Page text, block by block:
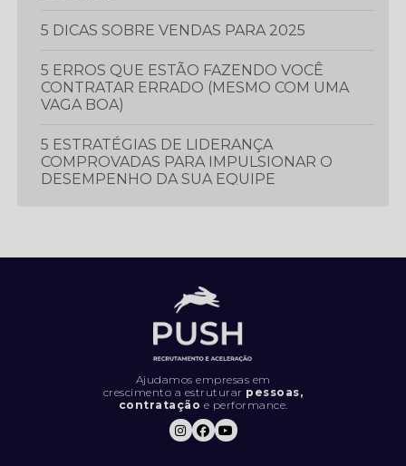
5 DICAS SOBRE VENDAS PARA 2025
5 ERROS QUE ESTÃO FAZENDO VOCÊ
CONTRATAR ERRADO (MESMO COM UMA
VAGA BOA)
5 ESTRATÉGIAS DE LIDERANÇA
COMPROVADAS PARA IMPULSIONAR O
DESEMPENHO DA SUA EQUIPE
O DESEMPENHO DA SUA EQUIPE DE
CONTRATANDO DA FORMA ERRADA (E
COMO RESOLVER).
Ajudamos empresas em
crescimento a estruturar pessoas,
contratação e performance.